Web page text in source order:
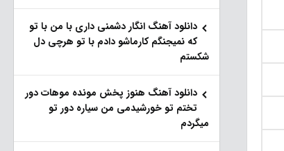
دانلود آهنگ انگار دشمنی داری با من با تو
که نمیجنگم کارماشو دادم با تو هرچی دل
شکستم
دانلود آهنگ هنوز پخش مونده موهات دور
تختم تو خورشیدمی من سیاره دور تو
میگردم